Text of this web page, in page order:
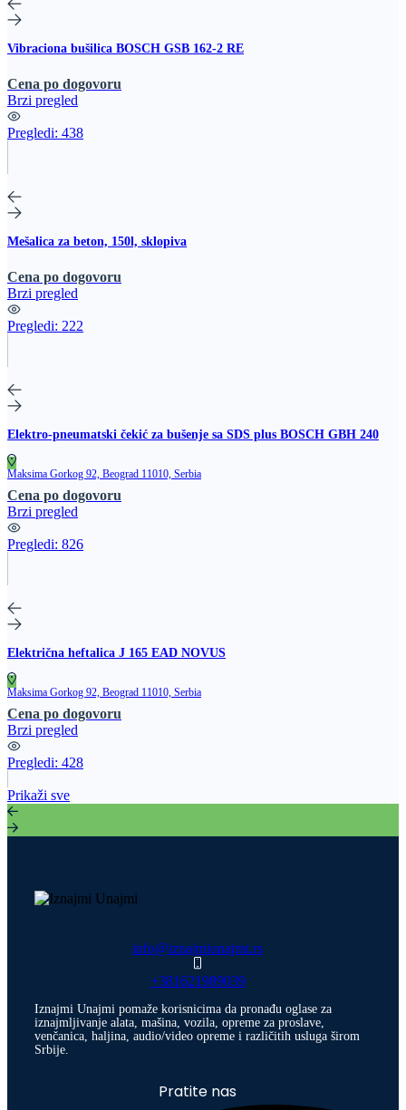
Vibraciona bušilica BOSCH GSB 162-2 RE
Cena po dogovoru
Brzi pregled
Pregledi: 438
Mešalica za beton, 150l, sklopiva
Cena po dogovoru
Brzi pregled
Pregledi: 222
Elektro-pneumatski čekić za bušenje sa SDS plus BOSCH GBH 240
Maksima Gorkog 92, Beograd 11010, Serbia
Cena po dogovoru
Brzi pregled
Pregledi: 826
Električna heftalica J 165 EAD NOVUS
Maksima Gorkog 92, Beograd 11010, Serbia
Cena po dogovoru
Brzi pregled
Pregledi: 428
Prikaži sve
info@iznajmiunajmi.rs
+381621989039
Iznajmi Unajmi pomaže korisnicima da pronađu oglase za
iznajmljivanje alata, mašina, vozila, opreme za proslave,
venčanica, haljina, audio/video opreme i različitih usluga širom
Srbije.
Pratite nas